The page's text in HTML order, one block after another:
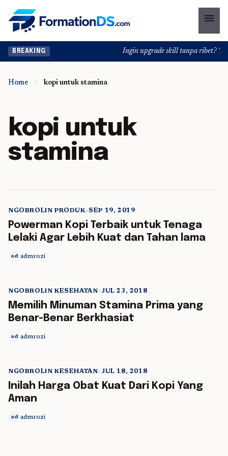
menu
BREAKING Ingin upgrade skill tanpa ribet?
Home / kopi untuk stamina
kopi untuk
stamina
NGOBROLIN PRODUK•SEP 19, 2019
Powerman Kopi Terbaik untuk Tenaga
Lelaki Agar Lebih Kuat dan Tahan lama
ad admrozi
NGOBROLIN KESEHATAN• JUL 23, 2018
Memilih Minuman Stamina Prima yang
Benar-Benar Berkhasiat
ad admrozi
5 min read
NGOBROLIN KESEHATAN• JUL 18, 2018
Inilah Harga Obat Kuat Dari Kopi Yang
Aman
ad admrozi